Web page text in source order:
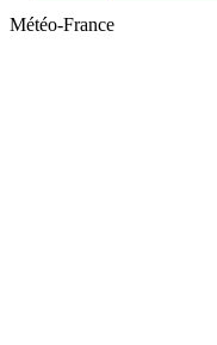
Météo-France